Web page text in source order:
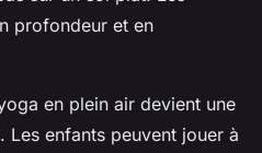
profondeur et en
en plein air devient une
enfants peuvent jouer à